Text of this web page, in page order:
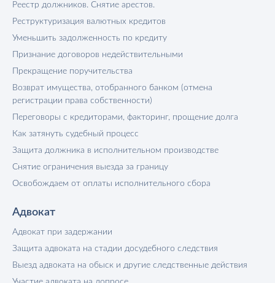
Реестр должников. Снятие арестов.
Реструктуризация валютных кредитов
Уменьшить задолженность по кредиту
Признание договоров недействительными
Прекращение поручительства
Возврат имущества, отобранного банком (отмена
регистрации права собственности)
Переговоры с кредиторами, факторинг, прощение долга
Как затянуть судебный процесс
Защита должника в исполнительном производстве
Снятие ограничения выезда за границу
Освобождаем от оплаты исполнительного сбора
Адвокат
Адвокат при задержании
Защита адвоката на стадии досудебного следствия
Выезд адвоката на обыск и другие следственные действия